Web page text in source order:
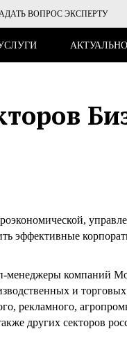
ВОПРОС ЭКСПЕРТУ
АКТУАЛЬНО
эффективные
менеджеры компаний
и
рекламного,
других секторов